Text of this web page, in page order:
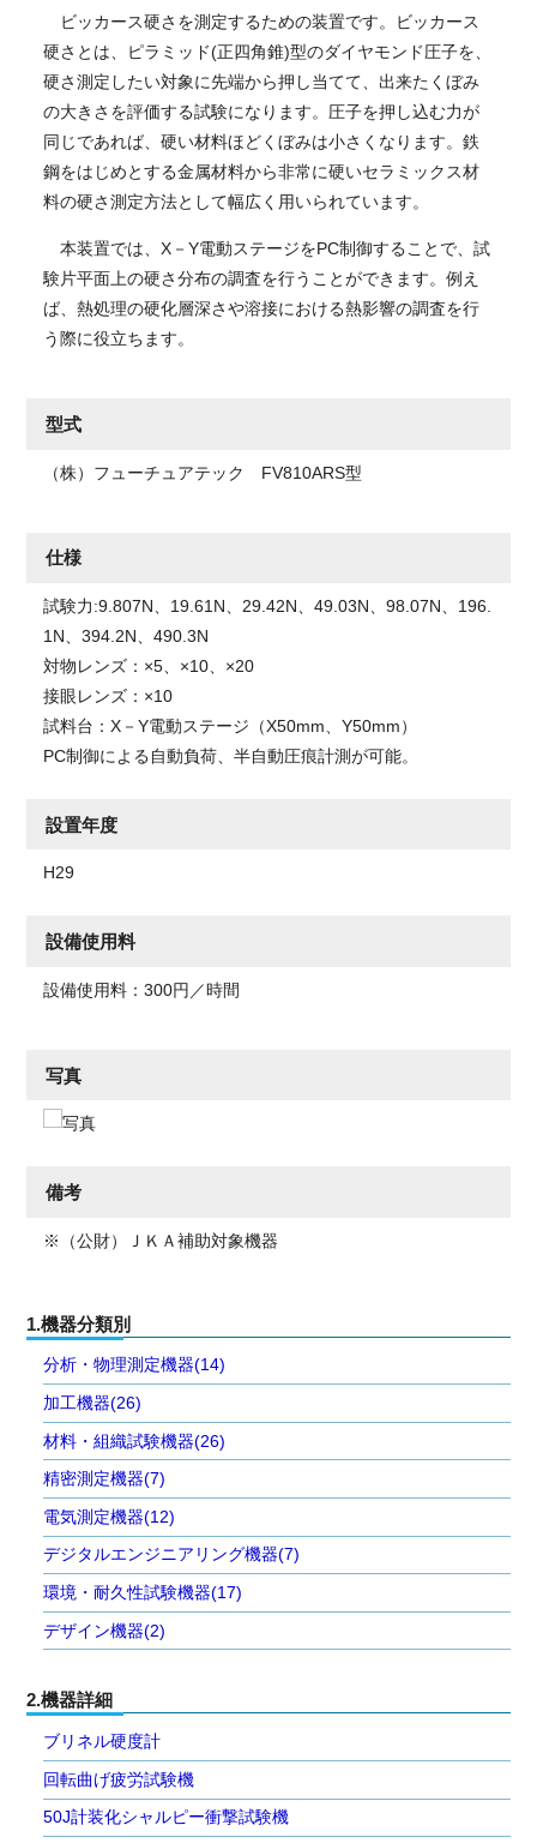
ビッカース硬さを測定するための装置です。ビッカース
硬さとは、ピラミッド(正四角錐)型のダイヤモンド圧子を、
硬さ測定したい対象に先端から押し当てて、出来たくぼみ
の大きさを評価する試験になります。圧子を押し込む力が
同じであれば、硬い材料ほどくぼみは小さくなります。鉄
鋼をはじめとする金属材料から非常に硬いセラミックス材
料の硬さ測定方法として幅広く用いられています。
本装置では、X－Y電動ステージをPC制御することで、試
験片平面上の硬さ分布の調査を行うことができます。例え
ば、熱処理の硬化層深さや溶接における熱影響の調査を行
う際に役立ちます。
型式
（株）フューチュアテック FV810ARS型
仕様
試験力:9.807N、19.61N、29.42N、49.03N、98.07N、196.
1N、394.2N、490.3N
対物レンズ：×5、×10、×20
接眼レンズ：×10
試料台：X－Y電動ステージ（X50mm、Y50mm）
PC制御による自動負荷、半自動圧痕計測が可能。
設置年度
H29
設備使用料
設備使用料：300円／時間
写真
備考
※（公財）ＪＫＡ補助対象機器
1.機器分類別
分析・物理測定機器(14)
加工機器(26)
材料・組織試験機器(26)
精密測定機器(7)
電気測定機器(12)
デジタルエンジニアリング機器(7)
環境・耐久性試験機器(17)
デザイン機器(2)
2.機器詳細
ブリネル硬度計
回転曲げ疲労試験機
50J計装化シャルピー衝撃試験機